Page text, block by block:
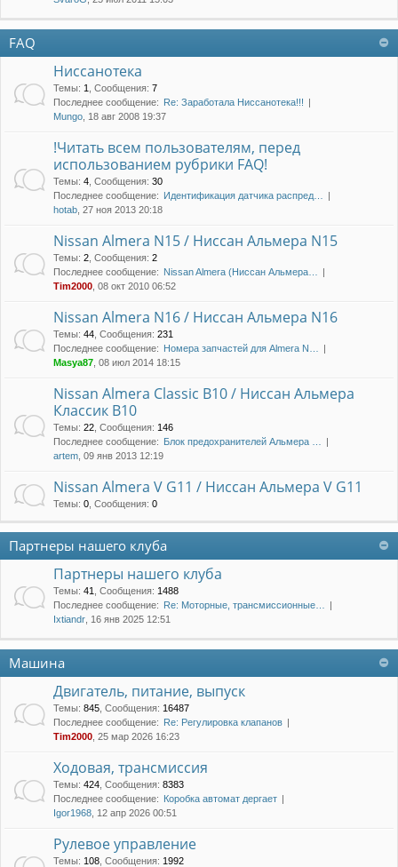
FAQ
Ниссанотека
Темы: 1 Сообщения: 7
Последнее сообщение: Re: Заработала Ниссанотека!!!
Mungo , 18 авг 2008 19:37
!Читать всем пользователям, перед
использованием рубрики FAQ!
Темы: 4 Сообщения: 30
Последнее сообщение: Идентификация датчика распред…
hotab , 27 ноя 2013 20:18
Nissan Almera N15 / Ниссан Альмера N15
Темы: 2 Сообщения: 2
Последнее сообщение: Nissan Almera (Ниссан Альмера…
Tim2000 , 08 окт 2010 06:52
Nissan Almera N16 / Ниссан Альмера N16
Темы: 44 Сообщения: 231
Последнее сообщение: Номера запчастей для Almera N…
Masya87 , 08 июл 2014 18:15
Nissan Almera Classic B10 / Ниссан Альмера
Классик B10
Темы: 22 Сообщения: 146
Последнее сообщение: Блок предохранителей Альмера …
artem , 09 янв 2013 12:19
Nissan Almera V G11 / Ниссан Альмера V G11
Темы: 0 Сообщения: 0
Партнеры нашего клуба
Партнеры нашего клуба
Темы: 41 Сообщения: 1488
Последнее сообщение: Re: Моторные, трансмиссионные…
Ixtiandr , 16 янв 2025 12:51
Машина
Двигатель, питание, выпуск
Темы: 845 Сообщения: 16487
Последнее сообщение: Re: Регулировка клапанов
Tim2000 , 25 мар 2026 16:23
Ходовая, трансмиссия
Темы: 424 Сообщения: 8383
Последнее сообщение: Коробка автомат дергает
Igor1968 , 12 апр 2026 00:51
Рулевое управление
Темы: 108 Сообщения: 1992